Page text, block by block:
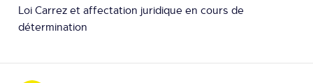
Loi Carrez et affectation juridique en cours de
détermination